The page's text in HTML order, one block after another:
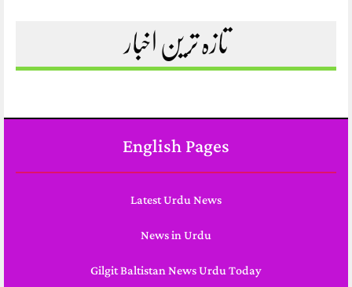
تازہ ترین اخبار
English Pages
Latest Urdu News
News in Urdu
Gilgit Baltistan News Urdu Today